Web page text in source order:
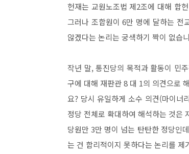
헌재는 교원노조법 제2조에 대해 합
그러나 조합원이 6만 명에 달하는 전
않겠다는 논리는 궁색하기 짝이 없습
작년 말, 통진당의 목적과 활동이 민
구에 대해 재판관 8 대 1의 의견으로
요? 당시 유일하게 소수 의견(마이너
정당 전체로 확대하여 해석하는 것은
당원만 3만 명이 넘는 탄탄한 정당인
는 건 합리적이지 못하다는 논리를 제